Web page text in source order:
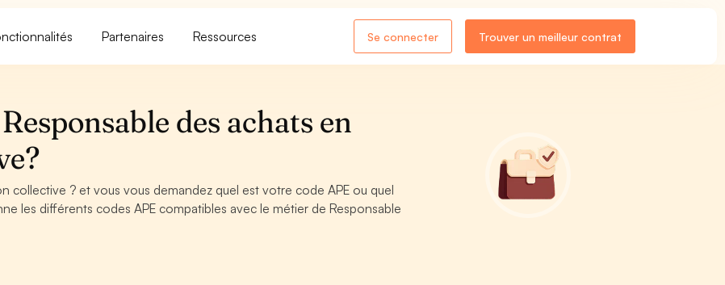
Partenaires Ressources Se connecter Trouver un meilleur contrat
des achats en
collective ? et vous vous demandez quel est votre code APE ou quel
les différents codes APE compatibles avec le métier de Responsable